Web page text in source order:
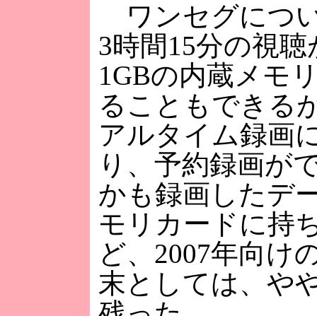
ワンセグにつ
3時間15分の視
1GBの内蔵メモ
ることもできる
アルタイム録画
り、予約録画が
かも録画したデ
モリカードに持
ど、2007年向け
末としては、や